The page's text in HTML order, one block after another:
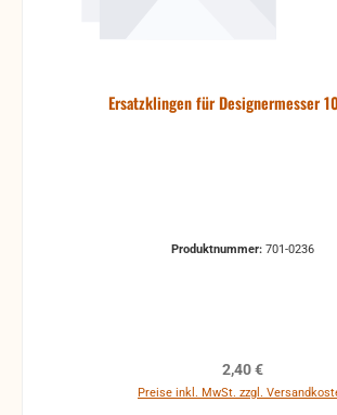
Ersatzklingen für Designermesser
Produktnummer: 701-0236
Regulärer Preis:
2,40 €
Preise inkl. MwSt. zzgl.